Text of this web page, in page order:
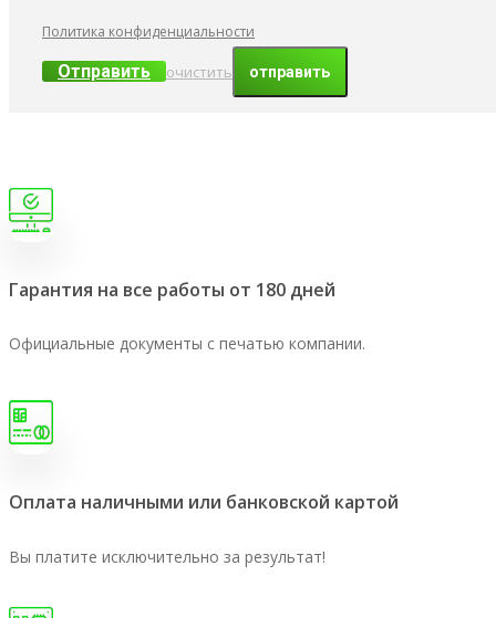
Политика конфиденциальности
Отправить очистить
Гарантия на все работы от 180 дней
Официальные документы с печатью компании.
Оплата наличными или банковской картой
Вы платите исключительно за результат!